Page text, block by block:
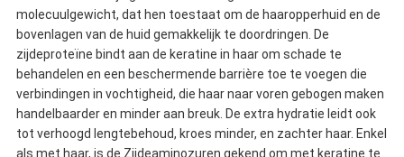
molecuulgewicht, dat hen toestaat om de haaropperhuid en de
bovenlagen van de huid gemakkelijk te doordringen. De
zijdeproteïne bindt aan de keratine in haar om schade te
behandelen en een beschermende barrière toe te voegen die
verbindingen in vochtigheid, die haar naar voren gebogen maken
handelbaarder en minder aan breuk. De extra hydratie leidt ook
tot verhoogd lengtebehoud, kroes minder, en zachter haar. Enkel
als met haar, is de Zijdeaminozuren gekend om met keratine te